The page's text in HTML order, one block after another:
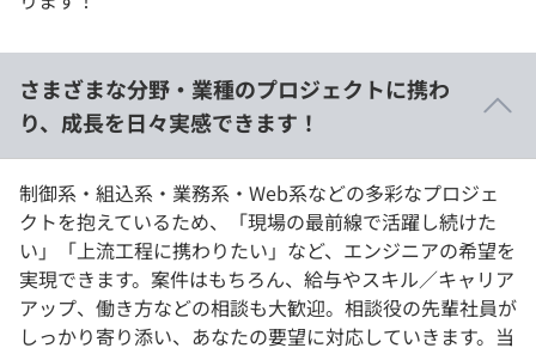
さまざまな分野・業種のプロジェクトに携わ
り、成長を日々実感できます！
制御系・組込系・業務系・Web系などの多彩なプロジェ
クトを抱えているため、「現場の最前線で活躍し続けた
い」「上流工程に携わりたい」など、エンジニアの希望を
実現できます。案件はもちろん、給与やスキル／キャリア
アップ、働き方などの相談も大歓迎。相談役の先輩社員が
しっかり寄り添い、あなたの要望に対応していきます。当